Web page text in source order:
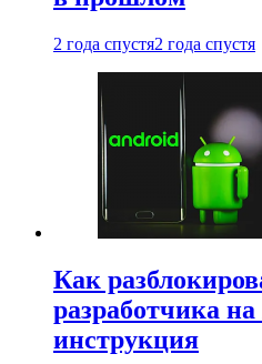
2 года спустя2 года спустя
Как
разработчика
инструкция